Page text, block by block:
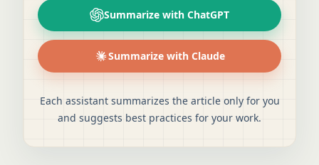
Summarize with ChatGPT
Summarize with Claude
Each assistant summarizes the article only for you
and suggests best practices for your work.